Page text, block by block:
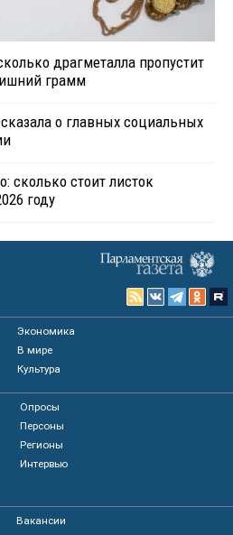
драгметалла пропустит
грамм
о главных социальных
сколько стоит листок
году
Экономика
В мире
Культура
Опросы
Персоны
Регионы
Интервью
Вакансии